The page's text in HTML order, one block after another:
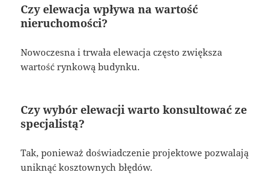
Czy elewacja wpływa na wartość
nieruchomości?
Nowoczesna i trwała elewacja często zwiększa
wartość rynkową budynku.
Czy wybór elewacji warto konsultować ze
specjalistą?
Tak, ponieważ doświadczenie projektowe pozwalają
uniknąć kosztownych błędów.